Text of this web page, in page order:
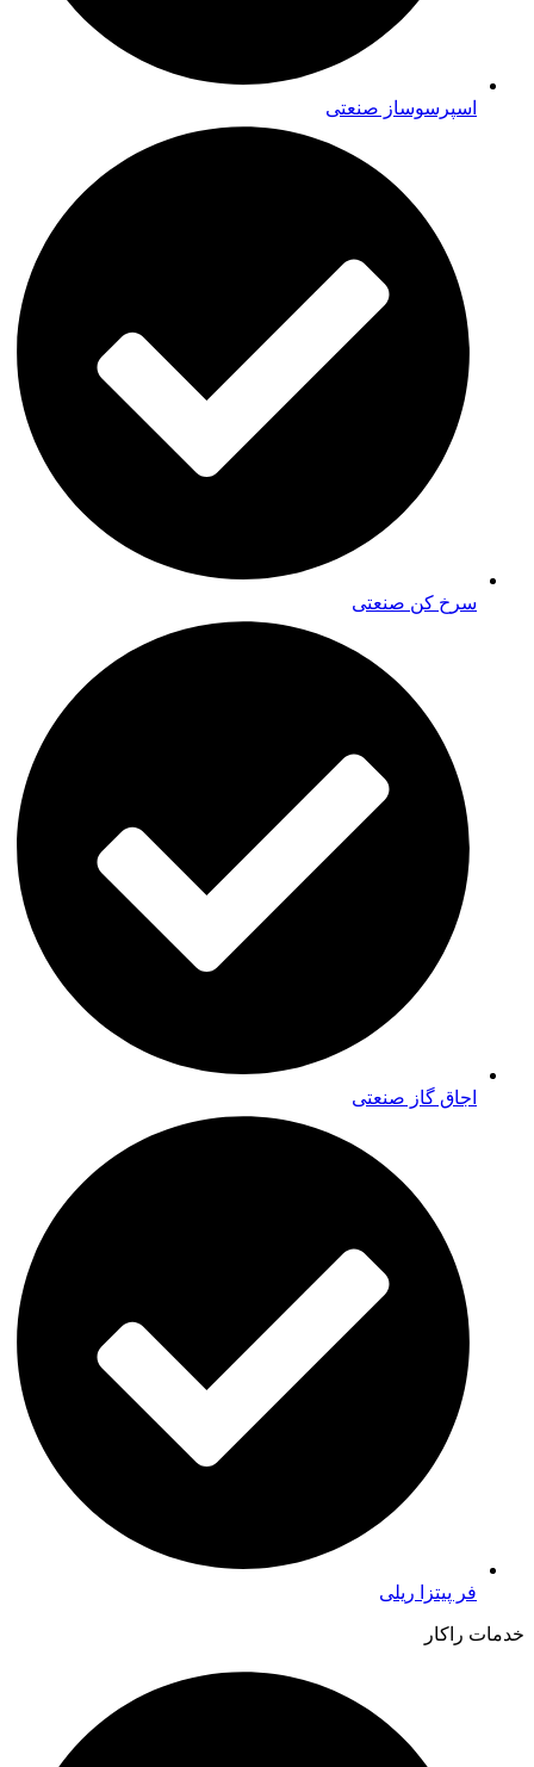
اسپرسوساز صنعتی
سرخ کن صنعتی
اجاق گاز صنعتی
فر پیتزا ریلی
خدمات راکار